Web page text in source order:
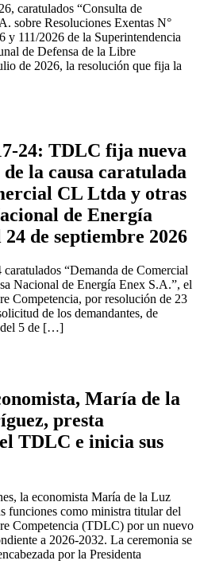
caratulados “Consulta de
sobre Resoluciones Exentas N°
y 111/2026 de la Superintendencia
de Defensa de la Libre
de 2026, la resolución que fija la
24: TDLC fija nueva
la causa caratulada
CL Ltda y otras
de Energía
de septiembre 2026
“Demanda de Comercial
Nacional de Energía Enex S.A.”, el
Competencia, por resolución de 23
de los demandantes, de
del 5 de […]
María de la
presta
TDLC e inicia sus
la economista María de la Luz
funciones como ministra titular del
Competencia (TDLC) por un nuevo
a 2026-2032. La ceremonia se
por la Presidenta